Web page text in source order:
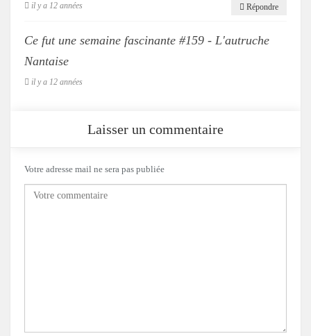
il y a 12 années Répondre
Ce fut une semaine fascinante #159 - L'autruche
Nantaise
il y a 12 années
Laisser un commentaire
Votre adresse mail ne sera pas publiée